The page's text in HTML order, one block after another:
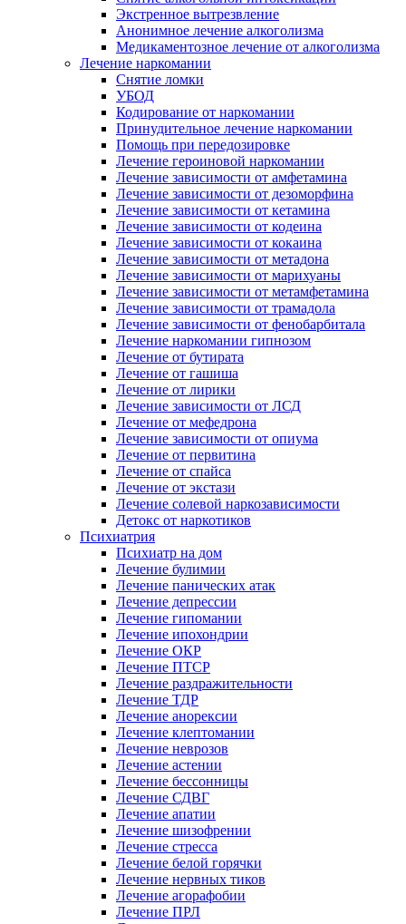
Экстренное вытрезвление
Анонимное лечение алкоголизма
Медикаментозное лечение от алкоголизма
Лечение наркомании
Снятие ломки
УБОД
Кодирование от наркомании
Принудительное лечение наркомании
Помощь при передозировке
Лечение героиновой наркомании
Лечение зависимости от амфетамина
Лечение зависимости от дезоморфина
Лечение зависимости от кетамина
Лечение зависимости от кодеина
Лечение зависимости от кокаина
Лечение зависимости от метадона
Лечение зависимости от марихуаны
Лечение зависимости от метамфетамина
Лечение зависимости от трамадола
Лечение зависимости от фенобарбитала
Лечение наркомании гипнозом
Лечение от бутирата
Лечение от гашиша
Лечение от лирики
Лечение зависимости от ЛСД
Лечение от мефедрона
Лечение зависимости от опиума
Лечение от первитина
Лечение от спайса
Лечение от экстази
Лечение солевой наркозависимости
Детокс от наркотиков
Психиатрия
Психиатр на дом
Лечение булимии
Лечение панических атак
Лечение депрессии
Лечение гипомании
Лечение ипохондрии
Лечение ОКР
Лечение ПТСР
Лечение раздражительности
Лечение ТДР
Лечение анорексии
Лечение клептомании
Лечение неврозов
Лечение астении
Лечение бессонницы
Лечение СДВГ
Лечение апатии
Лечение шизофрении
Лечение стресса
Лечение белой горячки
Лечение нервных тиков
Лечение агорафобии
Лечение ПРЛ